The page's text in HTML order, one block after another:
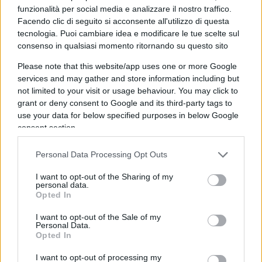
funzionalità per social media e analizzare il nostro traffico.
Facendo clic di seguito si acconsente all'utilizzo di questa
tecnologia. Puoi cambiare idea e modificare le tue scelte sul
consenso in qualsiasi momento ritornando su questo sito
Please note that this website/app uses one or more Google
services and may gather and store information including but
not limited to your visit or usage behaviour. You may click to
grant or deny consent to Google and its third-party tags to
use your data for below specified purposes in below Google
consent section.
Personal Data Processing Opt Outs
I want to opt-out of the Sharing of my
personal data.
Opted In
I want to opt-out of the Sale of my
Personal Data.
Opted In
I want to opt-out of processing my
Il paradosso è che proprio questo intervento
mostra il doppio volto di Sepi: lenta e
burocratizzata quando deve salvare imprese in
crisi, rapidissima ed efficiente quando l’obiettivo è
politico.
Tve: la televisione pubblica nelle
mani della Sepi e del governo
Non meno significativa è la situazione dellaTve
controllata al 100% dalla Sepi. Negli ultimi anni
ha profondamente modificato la sua
indipendenza.
ampliato i posti dirigenziali, consentendo